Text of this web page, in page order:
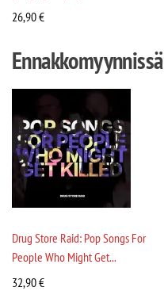
26,90€
Ennakkomyynnissä
Drug Store Raid: Pop Songs For
People Who Might Get...
32,90€